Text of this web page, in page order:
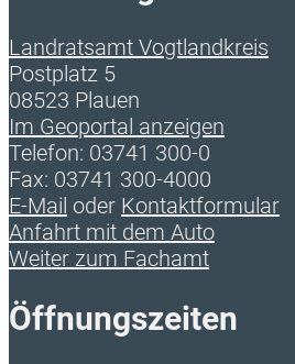
Landratsamt Vogtlandkreis
Postplatz 5
08523 Plauen
Im Geoportal anzeigen
Telefon: 03741 300-0
Fax: 03741 300-4000
E-Mail oder Kontaktformular
Anfahrt mit dem Auto
Weiter zum Fachamt
Öffnungszeiten